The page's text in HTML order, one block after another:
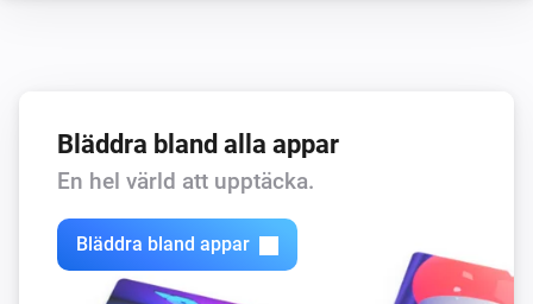
Bläddra bland alla appar
En hel värld att upptäcka.
Bläddra bland appar